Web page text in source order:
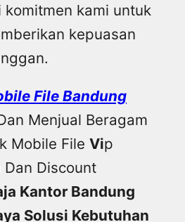
komitmen kami untuk
kepuasan
File Bandung
Menjual Beragam
Mobile File Vip
Discount
Kantor Bandung
Solusi Kebutuhan